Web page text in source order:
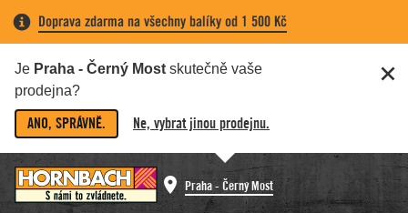
Doprava zdarma na všechny balíky od 1 500 Kč
Je Praha - Černý Most skutečně vaše
prodejna?
ANO, SPRÁVNĚ. Ne, vybrat jinou prodejnu.
Praha - Černý Most